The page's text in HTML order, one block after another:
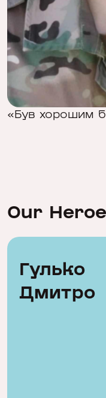
«Був хорошим
Our
Гулько
Дмитро